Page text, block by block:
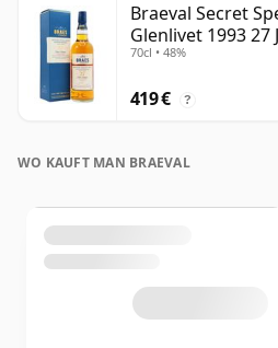
Braeval Secret
Glenlivet 1993 27
70cl • 48%
419 € ?
WO KAUFT MAN BRAEVAL